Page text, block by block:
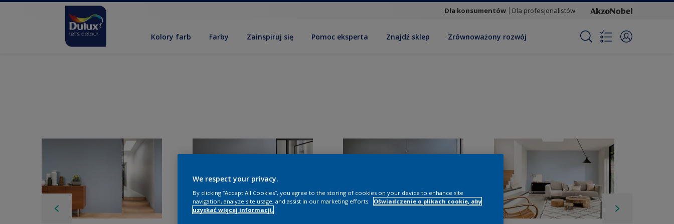
Dla konsumentów Dla profesjonalistów
Kolory farb Farby Zainspiruj się Pomoc eksperta Znajdź sklep Zrównoważony rozwój
We respect your privacy.
By clicking “Accept All Cookies”, you agree to the storing of cookies on your device to enhance site
navigation, analyze site usage, and assist in our marketing efforts.
Oświadczenie o plikach cookie, aby
uzyskać więcej informacji.